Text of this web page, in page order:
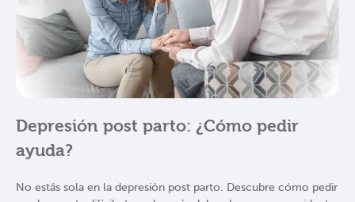
Depresión post parto: ¿Cómo pedir
ayuda?
No estás sola en la depresión post parto. Descubre cómo pedir